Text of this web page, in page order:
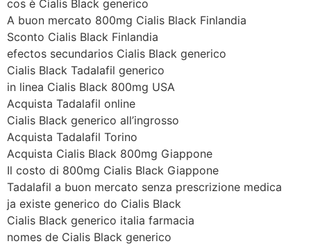
cos è Cialis Black generico
A buon mercato 800mg Cialis Black Finlandia
Sconto Cialis Black Finlandia
efectos secundarios Cialis Black generico
Cialis Black Tadalafil generico
in linea Cialis Black 800mg USA
Acquista Tadalafil online
Cialis Black generico all’ingrosso
Acquista Tadalafil Torino
Acquista Cialis Black 800mg Giappone
Il costo di 800mg Cialis Black Giappone
Tadalafil a buon mercato senza prescrizione medica
ja existe generico do Cialis Black
Cialis Black generico italia farmacia
nomes de Cialis Black generico